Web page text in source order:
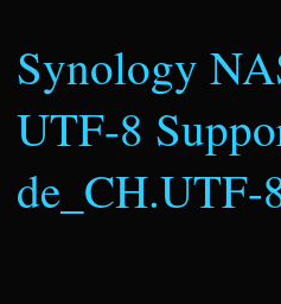
Synology
UTF-8
de_CH.UTF-